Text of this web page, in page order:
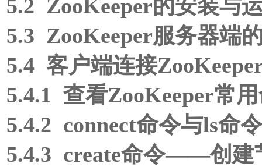
5.2 ZooKeeper的安装与
5.3 ZooKeeper服务器端
5.4 客户端连接
5.4.1 查看ZooKeeper常
5.4.2 connect命令与ls命
5.4.3 create命令——创建